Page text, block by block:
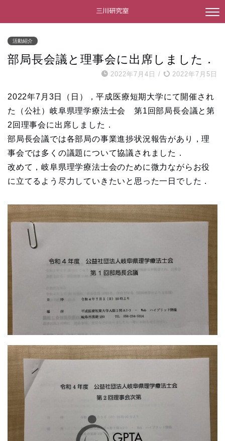
活動紹介
部局長会議と理事会に出席しました．
2022年7月4日 / 2022年7月5日
2022年7月3日（日），平成医療短期大学にて開催され
た（公社）岐阜県理学療法士会 第1回部局長会議と第
2回理事会に出席しました．
部局長会議では各部局の事業進捗状況報告があり，理
事会では多くの議題について協議されました．
改めて，岐阜県理学療法士会のために微力ながらお役
に立てるよう尽力していきたいと思った一日でした．